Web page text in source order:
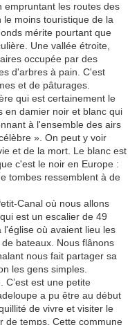
empruntant les routes des
moins touristique de la
mérite pourtant que
Une vallée étroite,
occupée par des
d'arbres à pain. C'est
et de pâturages.
qui est certainement le
en damier noir et blanc qui
à l'ensemble des airs
». On peut y voir
et de la mort. Le blanc est
c'est le noir en Europe :
tombes ressemblent à de
Canal où nous allons
est un escalier de 49
où avaient lieu les
bateaux. Nous flânons
nous fait partager sa
les gens simples.
C’est est une petite
a pu être au début
de vivre et visiter le
de temps. Cette commune